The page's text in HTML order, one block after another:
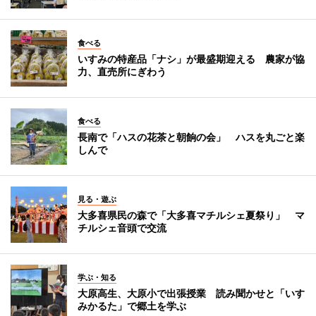
食べる
いすみの特産品「ナシ」が最盛期迎える 農家が協
力、直売所にぎわう
食べる
長南で「ハスの花茶と朝餉の会」 ハスを丸ごと楽
しんで
見る・遊ぶ
大多喜県民の森で「大多喜マチルシェ夏祭り」 マ
チルシェ音頭で交流
学ぶ・知る
大原高生、大原小で出張授業 読み聞かせと「いす
みかるた」で郷土を学ぶ